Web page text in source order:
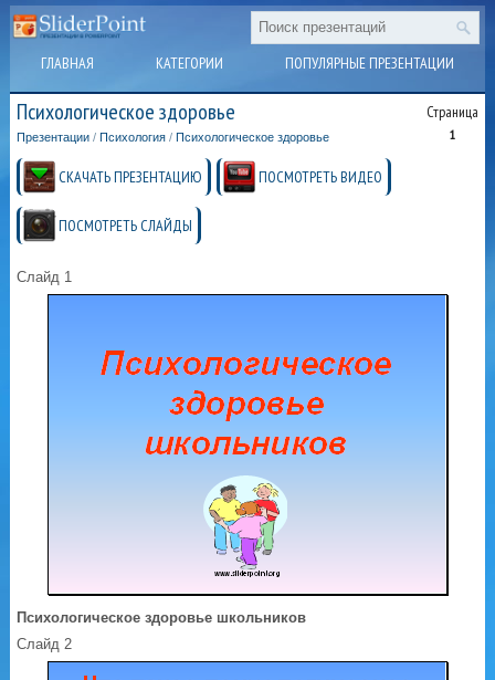
ГЛАВНАЯ КАТЕГОРИИ ПОПУЛЯРНЫЕ ПРЕЗЕНТАЦИИ
Психологическое здоровье Страница
1
Презентации / Психология / Психологическое здоровье
СКАЧАТЬ ПРЕЗЕНТАЦИЮ ПОСМОТРЕТЬ ВИДЕО
ПОСМОТРЕТЬ СЛАЙДЫ
Слайд 1
Психологическое здоровье школьников
Слайд 2